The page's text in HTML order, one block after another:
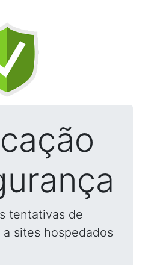
tentativas de
sites hospedados